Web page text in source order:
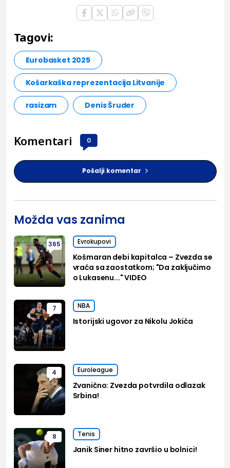
Tagovi:
Eurobasket 2025
Košarkaška reprezentacija Litvanije
rasizam Denis Šruder
Komentari 0
Pošalji komentar
Možda vas zanima
365 Evrokupovi
Košmaran debi kapitalca – Zvezda se
vraća sa zaostatkom; "Da zaključimo
o Lukasenu..." VIDEO
7 NBA
Istorijski ugovor za Nikolu Jokića
4 Euroleague
Zvanično: Zvezda potvrdila odlazak
Srbina!
8 Tenis
Janik Siner hitno završio u bolnici!